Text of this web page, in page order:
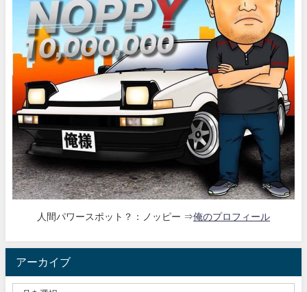
人間パワースポット？：ノッピー ⇒俺のプロフィール
アーカイブ